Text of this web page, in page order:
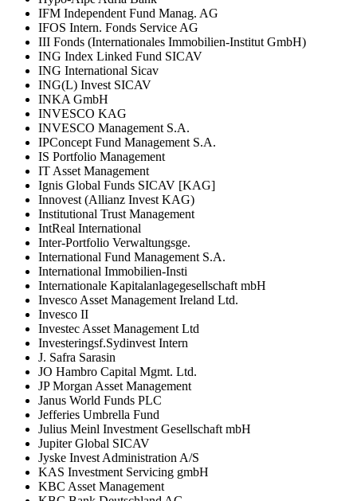
IFM Independent Fund Manag. AG
IFOS Intern. Fonds Service AG
III Fonds (Internationales Immobilien-Institut GmbH)
ING Index Linked Fund SICAV
ING International Sicav
ING(L) Invest SICAV
INKA GmbH
INVESCO KAG
INVESCO Management S.A.
IPConcept Fund Management S.A.
IS Portfolio Management
IT Asset Management
Ignis Global Funds SICAV [KAG]
Innovest (Allianz Invest KAG)
Institutional Trust Management
IntReal International
Inter-Portfolio Verwaltungsge.
International Fund Management S.A.
International Immobilien-Insti
Internationale Kapitalanlagegesellschaft mbH
Invesco Asset Management Ireland Ltd.
Invesco II
Investec Asset Management Ltd
Investeringsf.Sydinvest Intern
J. Safra Sarasin
JO Hambro Capital Mgmt. Ltd.
JP Morgan Asset Management
Janus World Funds PLC
Jefferies Umbrella Fund
Julius Meinl Investment Gesellschaft mbH
Jupiter Global SICAV
Jyske Invest Administration A/S
KAS Investment Servicing gmbH
KBC Asset Management